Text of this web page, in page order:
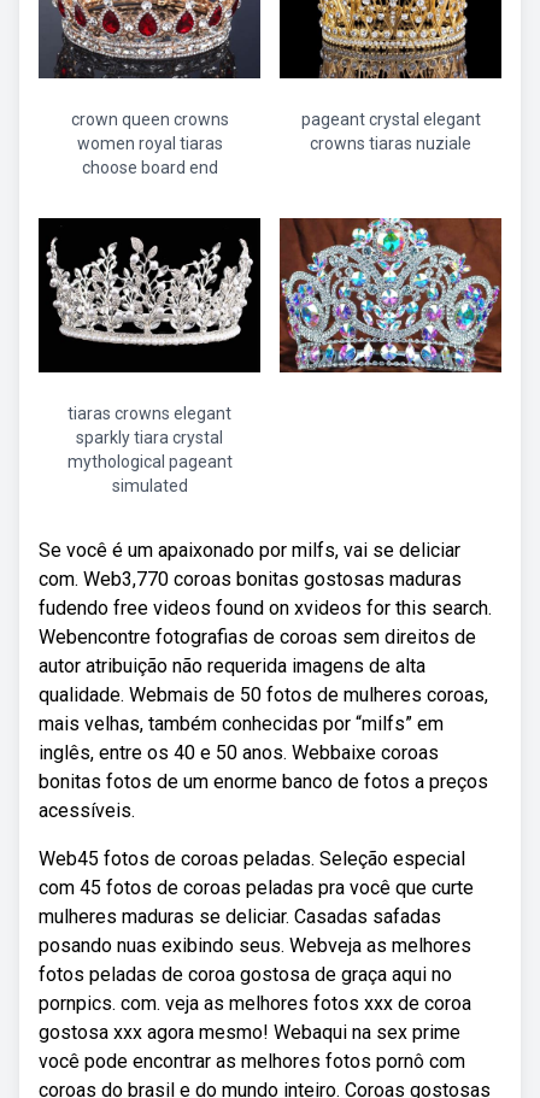
crown queen crowns
women royal tiaras
choose board end
pageant crystal elegant
crowns tiaras nuziale
tiaras crowns elegant
sparkly tiara crystal
mythological pageant
simulated
Se você é um apaixonado por milfs, vai se deliciar
com. Web3,770 coroas bonitas gostosas maduras
fudendo free videos found on xvideos for this search.
Webencontre fotografias de coroas sem direitos de
autor atribuição não requerida imagens de alta
qualidade. Webmais de 50 fotos de mulheres coroas,
mais velhas, também conhecidas por “milfs” em
inglês, entre os 40 e 50 anos. Webbaixe coroas
bonitas fotos de um enorme banco de fotos a preços
acessíveis.
Web45 fotos de coroas peladas. Seleção especial
com 45 fotos de coroas peladas pra você que curte
mulheres maduras se deliciar. Casadas safadas
posando nuas exibindo seus. Webveja as melhores
fotos peladas de coroa gostosa de graça aqui no
pornpics. com. ️veja as melhores fotos xxx de coroa
gostosa xxx agora mesmo! Webaqui na sex prime
você pode encontrar as melhores fotos pornô com
coroas do brasil e do mundo inteiro. Coroas gostosas